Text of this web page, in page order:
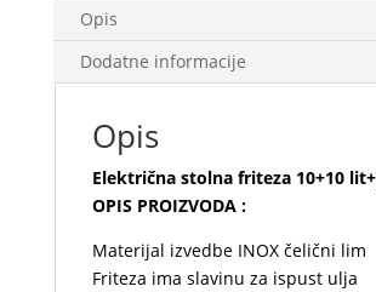
Opis
Dodatne informacije
Opis
Električna stolna friteza 10+10
OPIS PROIZVODA :
Materijal izvedbe INOX čelični lim
Friteza ima slavinu za ispust ulja